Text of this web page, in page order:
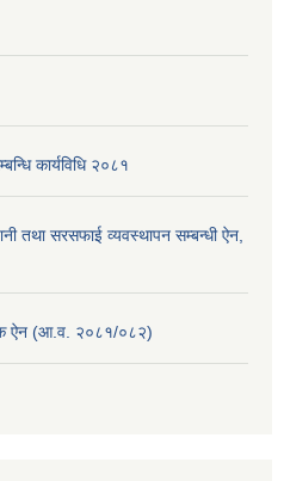
कार्यविधि २०८१
तथा सरसफाई व्यवस्थापन सम्बन्धी ऐन,
ऐन (आ.व. २०८१/०८२)